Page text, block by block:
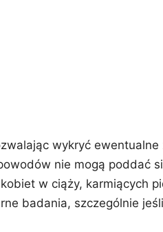
wykryć ewentualne
nie mogą poddać
w ciąży, karmiących
badania, szczególnie jeśli